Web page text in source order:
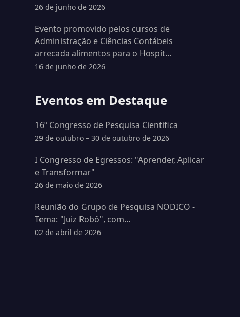
26 de junho de 2026
Evento promovido pelos cursos de
Administração e Ciências Contábeis
arrecada alimentos para o Hospit...
16 de junho de 2026
Eventos em Destaque
16º Congresso de Pesquisa Cientifica
29 de outubro – 30 de outubro de 2026
I Congresso de Egressos: "Aprender, Aplicar
e Transformar"
26 de maio de 2026
Reunião do Grupo de Pesquisa NODICO -
Tema: "Juiz Robô", com...
02 de abril de 2026